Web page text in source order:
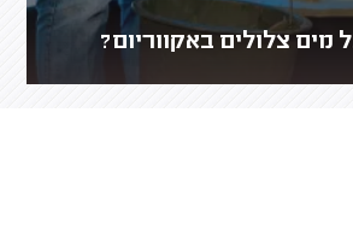
מים צלולים באקווריום?